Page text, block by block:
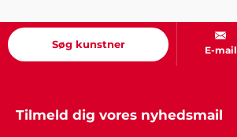
Søg kunstner E-mail
Tilmeld dig vores nyhedsmail